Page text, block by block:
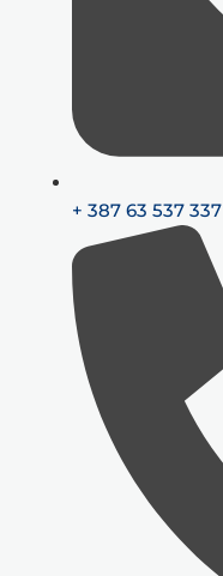
+ 387 63 537 337